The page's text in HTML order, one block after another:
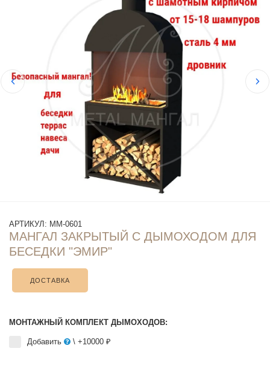
АРТИКУЛ: ММ-0601
МАНГАЛ ЗАКРЫТЫЙ С ДЫМОХОДОМ ДЛЯ
БЕСЕДКИ "ЭМИР"
ДОСТАВКА
МОНТАЖНЫЙ КОМПЛЕКТ ДЫМОХОДОВ:
Добавить \ +10000 ₽